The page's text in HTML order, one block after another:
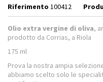
Riferimento 100412
Olio extra vergine di oliva,
prodotto da Corrias, a Riola
175 ml
Prova la nostra ampia
abbiamo scelto solo le